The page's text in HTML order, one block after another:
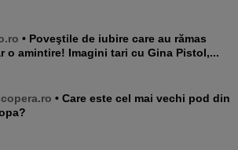
• Poveştile de iubire care au rămas
o amintire! Imagini tari cu Gina Pistol,...
• Care este cel mai vechi pod din